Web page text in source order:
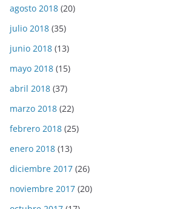
agosto 2018 (20)
julio 2018 (35)
junio 2018 (13)
mayo 2018 (15)
abril 2018 (37)
marzo 2018 (22)
febrero 2018 (25)
enero 2018 (13)
diciembre 2017 (26)
noviembre 2017 (20)